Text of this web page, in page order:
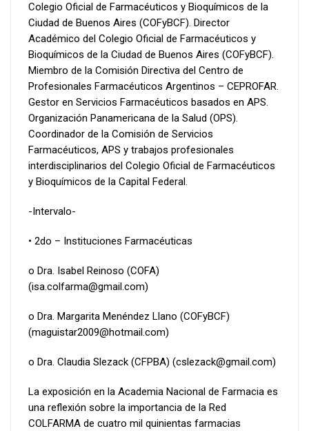
Colegio Oficial de Farmacéuticos y Bioquímicos de la
Ciudad de Buenos Aires (COFyBCF). Director
Académico del Colegio Oficial de Farmacéuticos y
Bioquímicos de la Ciudad de Buenos Aires (COFyBCF).
Miembro de la Comisión Directiva del Centro de
Profesionales Farmacéuticos Argentinos – CEPROFAR.
Gestor en Servicios Farmacéuticos basados en APS.
Organización Panamericana de la Salud (OPS).
Coordinador de la Comisión de Servicios
Farmacéuticos, APS y trabajos profesionales
interdisciplinarios del Colegio Oficial de Farmacéuticos
y Bioquímicos de la Capital Federal.
-Intervalo-
• 2do – Instituciones Farmacéuticas
o Dra. Isabel Reinoso (COFA)
(isa.colfarma@gmail.com)
o Dra. Margarita Menéndez Llano (COFyBCF)
(maguistar2009@hotmail.com)
o Dra. Claudia Slezack (CFPBA) (cslezack@gmail.com)
La exposición en la Academia Nacional de Farmacia es
una reflexión sobre la importancia de la Red
COLFARMA de cuatro mil quinientas farmacias